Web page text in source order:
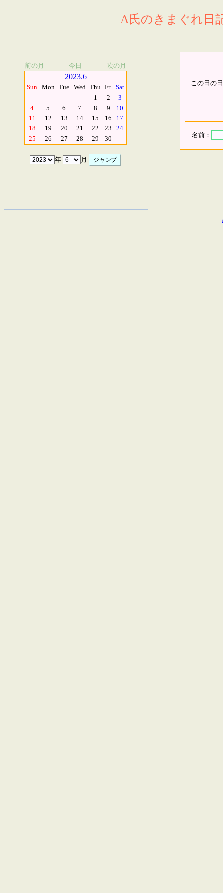
A氏のきまぐれ日
前の月 今日 次の月
2023.6
Sun Mon Tue Wed Thu Fri Sat
1
2
3
4
5 6 7 8 9
10
11
12 13 14 15 16
17
18
19 20 21 22 23
24
25
26 27 28 29 30
年 月
この日の
名前：